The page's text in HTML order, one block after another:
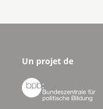
Un projet de
